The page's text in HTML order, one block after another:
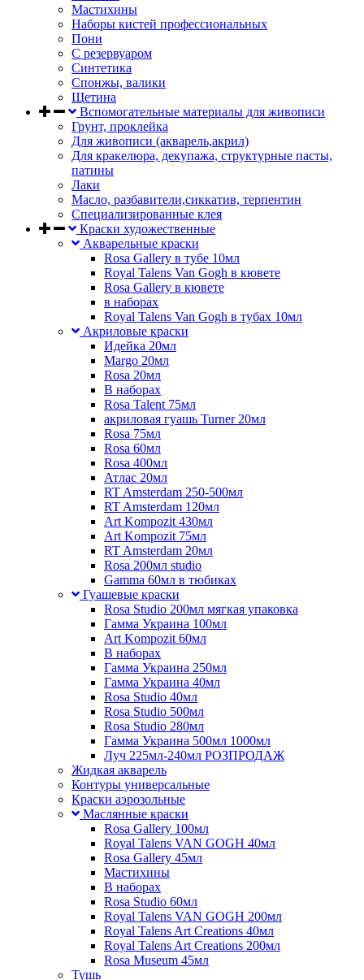
Мастихины
Наборы кистей профессиональных
Пони
С резервуаром
Синтетика
Спонжы, валики
Щетина
Вспомогательные материалы для живописи
Грунт, проклейка
Для живописи (акварель,акрил)
Для кракелюра, декупажа, структурные пасты,
патины
Лаки
Масло, разбавители,сиккатив, терпентин
Специализированные клея
Краски художественные
Акварельные краски
Rosa Gallery в тубе 10мл
Royal Talens Van Gogh в кювете
Rosa Gallery в кювете
в наборах
Royal Talens Van Gogh в тубах 10мл
Акриловые краски
Идейка 20мл
Margo 20мл
Rosa 20мл
В наборах
Rosa Talent 75мл
акриловая гуашь Turner 20мл
Rosa 75мл
Rosa 60мл
Rosa 400мл
Атлас 20мл
RT Amsterdam 250-500мл
RT Amsterdam 120мл
Art Kompozit 430мл
Art Kompozit 75мл
RT Amsterdam 20мл
Rosa 200мл studio
Gamma 60мл в тюбиках
Гуашевые краски
Rosa Studio 200мл мягкая упаковка
Гамма Украина 100мл
Art Kompozit 60мл
В наборах
Гамма Украина 250мл
Гамма Украина 40мл
Rosa Studio 40мл
Rosa Studio 500мл
Rosa Studio 280мл
Гамма Украина 500мл 1000мл
Луч 225мл-240мл РОЗПРОДАЖ
Жидкая акварель
Контуры универсальные
Краски аэрозольные
Маслянные краски
Rosa Gallery 100мл
Royal Talens VAN GOGH 40мл
Rosa Gallery 45мл
Мастихины
В наборах
Rosa Studio 60мл
Royal Talens VAN GOGH 200мл
Royal Talens Art Creations 40мл
Royal Talens Art Creations 200мл
Rosa Museum 45мл
Тушь